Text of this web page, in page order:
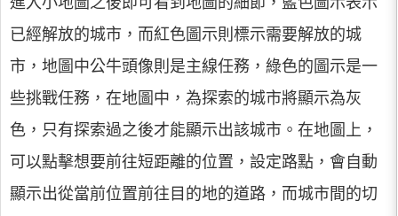
已經解放的城市，而紅色圖示則標示需要解放的城
市，地圖中公牛頭像則是主線任務，綠色的圖示是一
些挑戰任務，在地圖中，為探索的城市將顯示為灰
色，只有探索過之後才能顯示出該城市。在地圖上，
可以點擊想要前往短距離的位置，設定路點，會自動
顯示出從當前位置前往目的地的道路，而城市間的切